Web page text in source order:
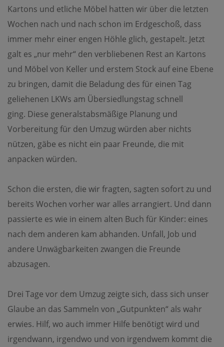
Kartons und etliche Möbel hatten wir über die letzten
Wochen nach und nach schon im Erdgeschoß, dass
immer mehr einer engen Höhle glich, gestapelt. Jetzt
galt es „nur mehr“ den verbliebenen Rest an Kartons
und Möbel von Keller und erstem Stock auf eine Ebene
zu bringen, damit die Beladung des für einen Tag
geliehenen LKWs am Übersiedlungstag schnell
ging. Diese generalstabsmäßige Planung und
Vorbereitung für den Umzug würden aber nichts
nützen, gäbe es nicht ein paar Freunde, die mit
anpacken würden.
Schon die ersten, die wir fragten, sagten sofort zu und
bereits Wochen vorher war alles arrangiert. Und dann
passierte es wie in einem alten Buch für Kinder: eines
nach dem anderen kam abhanden. Unfall, Job und
andere Unwägbarkeiten zwangen die Freunde
abzusagen.
Drei Tage vor dem Umzug zeigte sich, dass sich unser
Glaube an das Sammeln von „Gutpunkten“ als wahr
erwies. Hilf, wo auch immer Hilfe benötigt wird und
irgendwann, irgendwo und von irgendwem kommt die